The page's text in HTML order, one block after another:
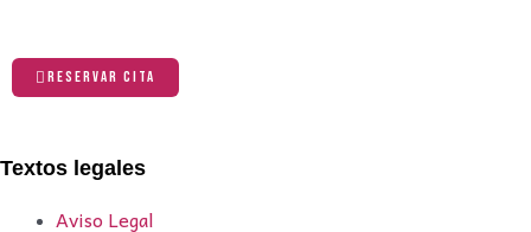
RESERVAR CITA
Textos legales
Aviso Legal